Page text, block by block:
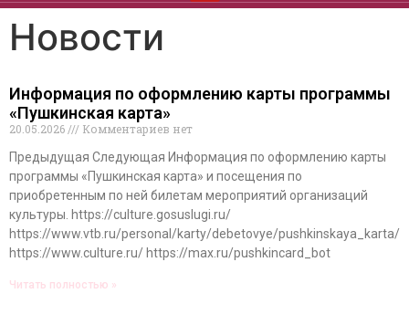
Новости
Информация по оформлению карты программы
«Пушкинская карта»
20.05.2026
Комментариев нет
Предыдущая Следующая Информация по оформлению карты
программы «Пушкинская карта» и посещения по
приобретенным по ней билетам мероприятий организаций
культуры. https://culture.gosuslugi.ru/
https://www.vtb.ru/personal/karty/debetovye/pushkinskaya_karta/
https://www.culture.ru/ https://max.ru/pushkincard_bot
Читать полностью »